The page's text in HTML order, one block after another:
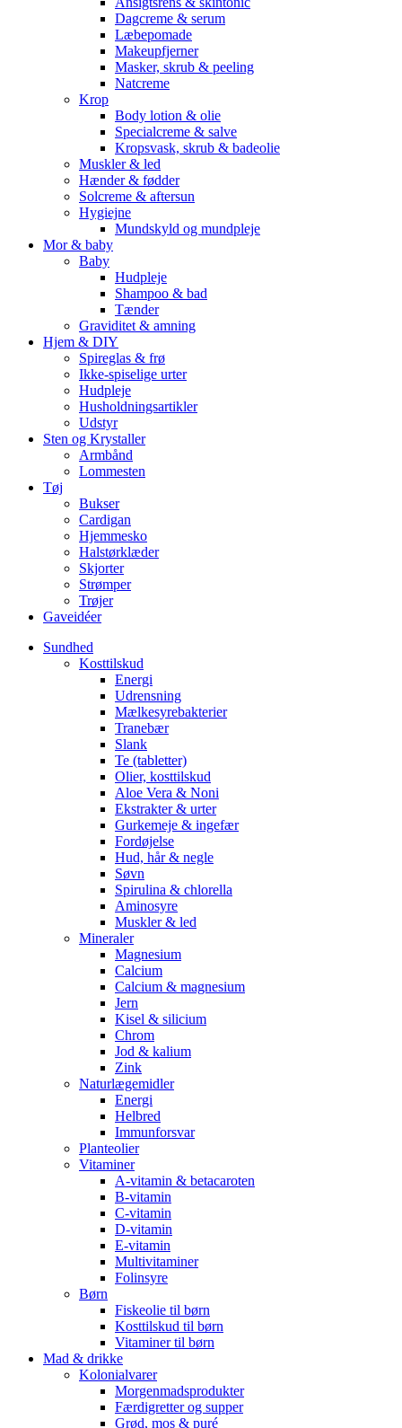
Dagcreme & serum
Læbepomade
Makeupfjerner
Masker, skrub & peeling
Natcreme
Krop
Body lotion & olie
Specialcreme & salve
Kropsvask, skrub & badeolie
Muskler & led
Hænder & fødder
Solcreme & aftersun
Hygiejne
Mundskyld og mundpleje
Mor & baby
Baby
Hudpleje
Shampoo & bad
Tænder
Graviditet & amning
Hjem & DIY
Spireglas & frø
Ikke-spiselige urter
Hudpleje
Husholdningsartikler
Udstyr
Sten og Krystaller
Armbånd
Lommesten
Tøj
Bukser
Cardigan
Hjemmesko
Halstørklæder
Skjorter
Strømper
Trøjer
Gaveidéer
Sundhed
Kosttilskud
Energi
Udrensning
Mælkesyrebakterier
Tranebær
Slank
Te (tabletter)
Olier, kosttilskud
Aloe Vera & Noni
Ekstrakter & urter
Gurkemeje & ingefær
Fordøjelse
Hud, hår & negle
Søvn
Spirulina & chlorella
Aminosyre
Muskler & led
Mineraler
Magnesium
Calcium
Calcium & magnesium
Jern
Kisel & silicium
Chrom
Jod & kalium
Zink
Naturlægemidler
Energi
Helbred
Immunforsvar
Planteolier
Vitaminer
A-vitamin & betacaroten
B-vitamin
C-vitamin
D-vitamin
E-vitamin
Multivitaminer
Folinsyre
Børn
Fiskeolie til børn
Kosttilskud til børn
Vitaminer til børn
Mad & drikke
Kolonialvarer
Morgenmadsprodukter
Færdigretter og supper
Grød, mos & puré